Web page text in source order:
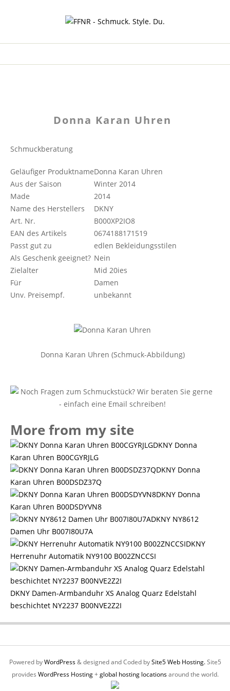
Donna Karan Uhren
Schmuckberatung
Geläufiger ProduktnameDonna Karan Uhren
Aus der Saison
Winter 2014
Made
2014
Name des Herstellers
DKNY
Art. Nr.
B000XP2IO8
EAN des Artikels
0674188171519
Passt gut zu
edlen Bekleidungsstilen
Als Geschenk geeignet? Nein
Zielalter
Mid 20ies
Für
Damen
Unv. Preisempf.
unbekannt
Donna Karan Uhren (Schmuck-Abbildung)
More from my site
DKNY Donna
Karan Uhren B00CGYRJLG
DKNY Donna
Karan Uhren B00DSDZ37Q
DKNY Donna
Karan Uhren B00DSDYVN8
DKNY NY8612
Damen Uhr B007I80U7A
DKNY
Herrenuhr Automatik NY9100 B002ZNCCSI
DKNY Damen-Armbanduhr XS Analog Quarz Edelstahl
beschichtet NY2237 B00NVE2Z2I
Powered byWordPress& designed and Coded bySite5 Web Hosting.Site5
provides WordPress Hosting+global hosting locationsaround the world.